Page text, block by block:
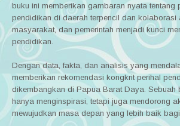
buku ini memberikan gambaran nyata tentang
pendidikan di daerah terpencil dan kolaborasi
masyarakat, dan pemerintah menjadi kunci
pendidikan.
Dengan data, fakta, dan analisis yang
memberikan rekomendasi kongkrit perihal
dikembangkan di Papua Barat Daya. Sebuah
hanya menginspirasi, tetapi juga mendorong
mewujudkan masa depan yang lebih baik